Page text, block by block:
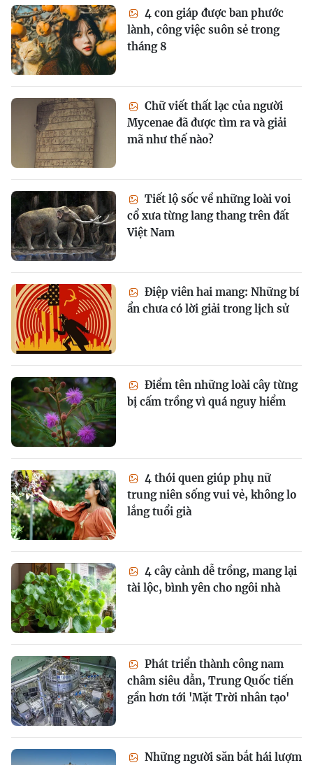
4 con giáp được ban phước
lành, công việc suôn sẻ trong
tháng 8
Chữ viết thất lạc của người
Mycenae đã được tìm ra và giải
mã như thế nào?
Tiết lộ sốc về những loài voi
cổ xưa từng lang thang trên đất
Việt Nam
Điệp viên hai mang: Những bí
ẩn chưa có lời giải trong lịch sử
Điểm tên những loài cây từng
bị cấm trồng vì quá nguy hiểm
4 thói quen giúp phụ nữ
trung niên sống vui vẻ, không lo
lắng tuổi già
4 cây cảnh dễ trồng, mang lại
tài lộc, bình yên cho ngôi nhà
Phát triển thành công nam
châm siêu dẫn, Trung Quốc tiến
gần hơn tới 'Mặt Trời nhân tạo'
Những người săn bắt hái lượm